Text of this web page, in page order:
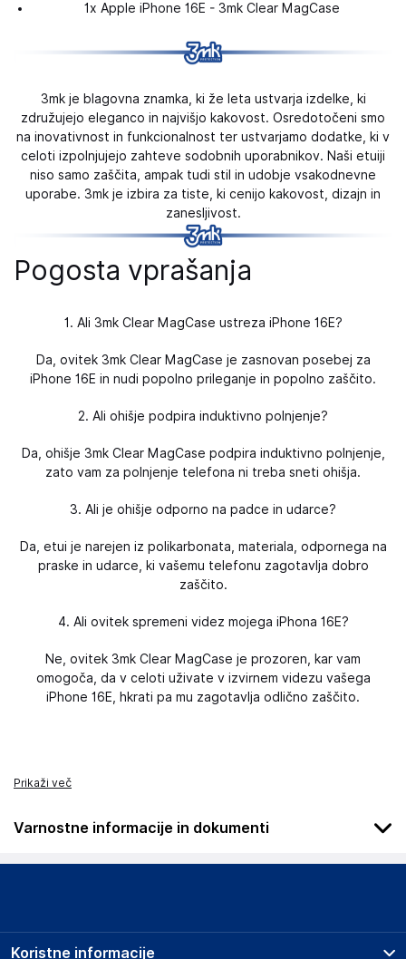
1x Apple iPhone 16E - 3mk Clear MagCase
3mk je blagovna znamka, ki že leta ustvarja izdelke, ki
združujejo eleganco in najvišjo kakovost. Osredotočeni smo
na inovativnost in funkcionalnost ter ustvarjamo dodatke, ki v
celoti izpolnjujejo zahteve sodobnih uporabnikov. Naši etuiji
niso samo zaščita, ampak tudi stil in udobje vsakodnevne
uporabe. 3mk je izbira za tiste, ki cenijo kakovost, dizajn in
zanesljivost.
Pogosta vprašanja
1. Ali 3mk Clear MagCase ustreza iPhone 16E?
Da, ovitek 3mk Clear MagCase je zasnovan posebej za
iPhone 16E in nudi popolno prileganje in popolno zaščito.
2. Ali ohišje podpira induktivno polnjenje?
Da, ohišje 3mk Clear MagCase podpira induktivno polnjenje,
zato vam za polnjenje telefona ni treba sneti ohišja.
3. Ali je ohišje odporno na padce in udarce?
Da, etui je narejen iz polikarbonata, materiala, odpornega na
praske in udarce, ki vašemu telefonu zagotavlja dobro
zaščito.
4. Ali ovitek spremeni videz mojega iPhona 16E?
Ne, ovitek 3mk Clear MagCase je prozoren, kar vam
omogoča, da v celoti uživate v izvirnem videzu vašega
iPhone 16E, hkrati pa mu zagotavlja odlično zaščito.
Prikaži več
Varnostne informacije in dokumenti
Podatki o proizvajalcu
Koristne informacije